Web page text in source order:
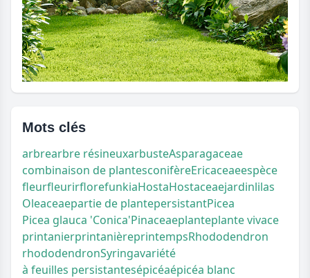
Mots clés
arbrearbre résineuxarbusteAsparagaceae
combinaison de plantesconifèreEricaceaeespèce
fleurfleurirflorefunkiaHostaHostaceaejardinlilas
Oleaceaepartie de plantepersistantPicea
Picea glauca 'Conica'Pinaceaeplanteplante vivace
printanierprintanièreprintempsRhododendron
rhododendronSyringavariété
à feuilles persistantesépicéaépicéa blanc